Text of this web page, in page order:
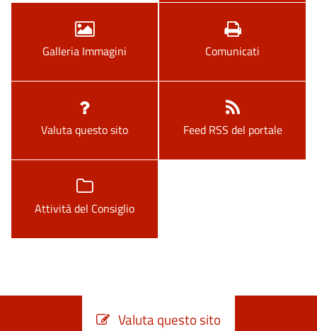
Galleria Immagini Comunicati
Valuta questo sito Feed RSS del portale
Attività del Consiglio
Valuta questo sito